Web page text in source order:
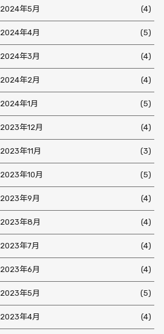
2024年5月 (4)
2024年4月 (5)
2024年3月 (4)
2024年2月 (4)
2024年1月 (5)
2023年12月 (4)
2023年11月 (3)
2023年10月 (5)
2023年9月 (4)
2023年8月 (4)
2023年7月 (4)
2023年6月 (4)
2023年5月 (5)
2023年4月 (4)